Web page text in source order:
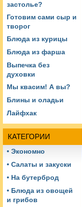
застолье?
Готовим сами сыр и
творог
Блюда из курицы
Блюда из фарша
Выпечка без
духовки
Мы квасим! А вы?
Блины и оладьи
Лайфхак
КАТЕГОРИИ
• Экономно
• Салаты и закуски
• На бутерброд
• Блюда из овощей
и грибов